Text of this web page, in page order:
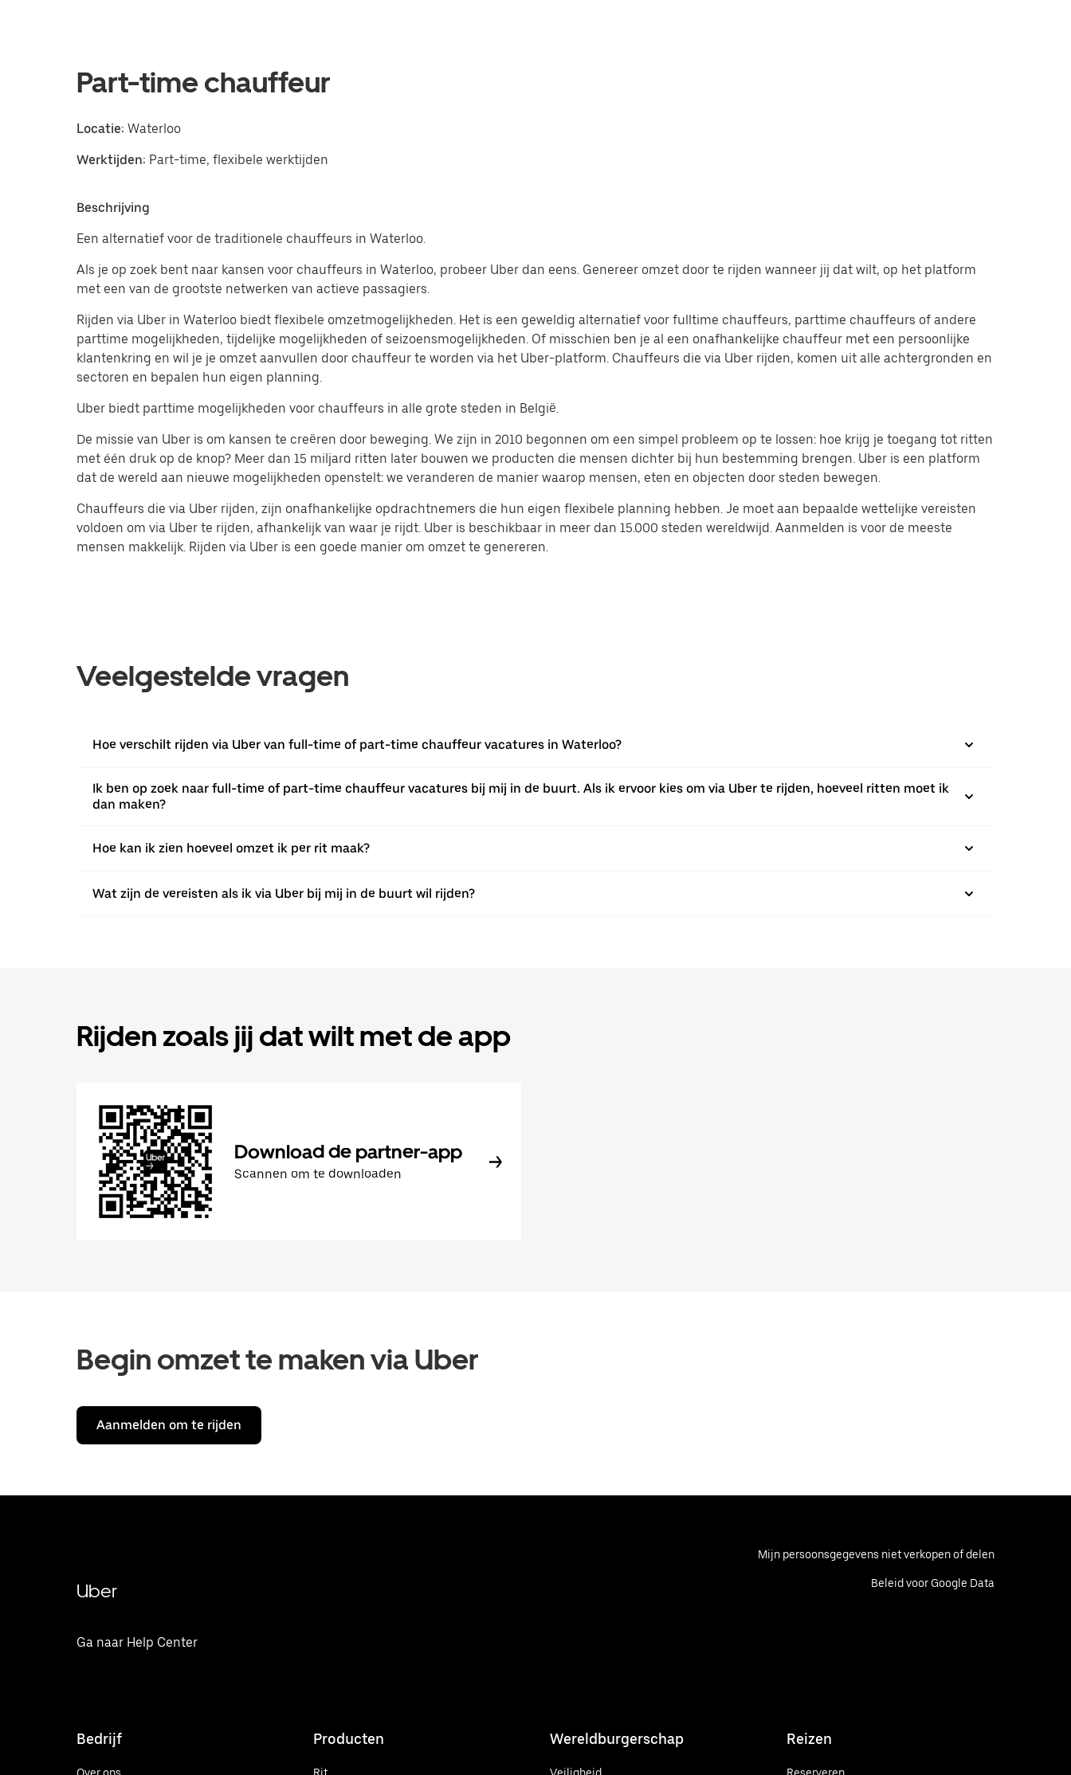
Part-time chauffeur
Locatie: Waterloo
Werktijden: Part-time, flexibele werktijden
Beschrijving
Een alternatief voor de traditionele chauffeurs in Waterloo.
Als je op zoek bent naar kansen voor chauffeurs in Waterloo, probeer Uber dan eens. Genereer omzet door te rijden wanneer jij dat wilt, op het platform
met een van de grootste netwerken van actieve passagiers.
Rijden via Uber in Waterloo biedt flexibele omzetmogelijkheden. Het is een geweldig alternatief voor fulltime chauffeurs, parttime chauffeurs of andere
parttime mogelijkheden, tijdelijke mogelijkheden of seizoensmogelijkheden. Of misschien ben je al een onafhankelijke chauffeur met een persoonlijke
klantenkring en wil je je omzet aanvullen door chauffeur te worden via het Uber-platform. Chauffeurs die via Uber rijden, komen uit alle achtergronden en
sectoren en bepalen hun eigen planning.
Uber biedt parttime mogelijkheden voor chauffeurs in alle grote steden in België.
De missie van Uber is om kansen te creëren door beweging. We zijn in 2010 begonnen om een simpel probleem op te lossen: hoe krijg je toegang tot ritten
met één druk op de knop? Meer dan 15 miljard ritten later bouwen we producten die mensen dichter bij hun bestemming brengen. Uber is een platform
dat de wereld aan nieuwe mogelijkheden openstelt: we veranderen de manier waarop mensen, eten en objecten door steden bewegen.
Chauffeurs die via Uber rijden, zijn onafhankelijke opdrachtnemers die hun eigen flexibele planning hebben. Je moet aan bepaalde wettelijke vereisten
voldoen om via Uber te rijden, afhankelijk van waar je rijdt. Uber is beschikbaar in meer dan 15.000 steden wereldwijd. Aanmelden is voor de meeste
mensen makkelijk. Rijden via Uber is een goede manier om omzet te genereren.
Veelgestelde vragen
Hoe verschilt rijden via Uber van full-time of part-time chauffeur vacatures in Waterloo?
Ik ben op zoek naar full-time of part-time chauffeur vacatures bij mij in de buurt. Als ik ervoor kies om via Uber te rijden, hoeveel ritten moet ik
dan maken?
Hoe kan ik zien hoeveel omzet ik per rit maak?
Wat zijn de vereisten als ik via Uber bij mij in de buurt wil rijden?
Rijden zoals jij dat wilt met de app
Download de partner-app
Scannen om te downloaden
Begin omzet te maken via Uber
Aanmelden om te rijden
Uber
Ga naar Help Center
Mijn persoonsgegevens niet verkopen of delen
Beleid voor Google Data
Bedrijf Producten Wereldburgerschap Reizen